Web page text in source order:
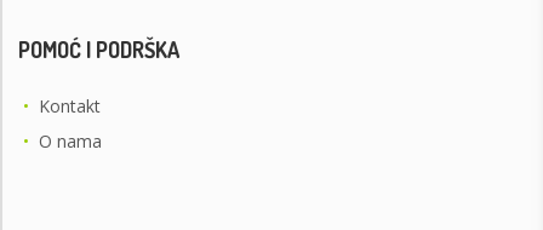
POMOĆ I PODRŠKA
• Kontakt
• O nama